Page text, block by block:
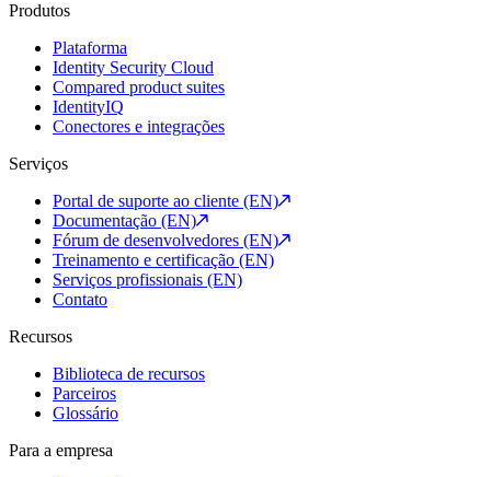
Produtos
Plataforma
Identity Security Cloud
Compared product suites
IdentityIQ
Conectores e integrações
Serviços
Portal de suporte ao cliente (EN)
Documentação (EN)
Fórum de desenvolvedores (EN)
Treinamento e certificação (EN)
Serviços profissionais (EN)
Contato
Recursos
Biblioteca de recursos
Parceiros
Glossário
Para a empresa